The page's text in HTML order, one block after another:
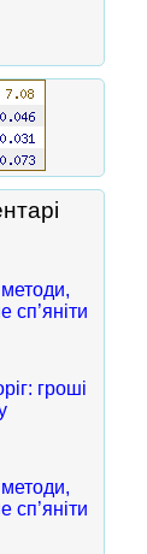
сп’яніти
гроші
сп’яніти